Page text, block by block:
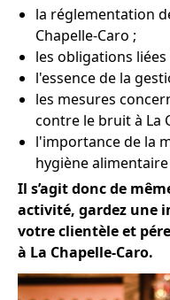
la réglementation
Chapelle-Caro ;
les obligations
l'essence de la
les mesures
contre le bruit à La
l'importance de la
hygiène alimentaire
Il s’agit donc de
activité, gardez une
votre clientèle et
à La Chapelle-Caro.